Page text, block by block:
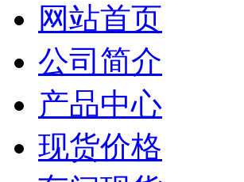
网站首页
公司简介
产品中心
现货价格